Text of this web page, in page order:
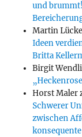
und
Martin Lücke
Ideen
Britta
Birgit
Horst Maler
Schwerer
zwischen